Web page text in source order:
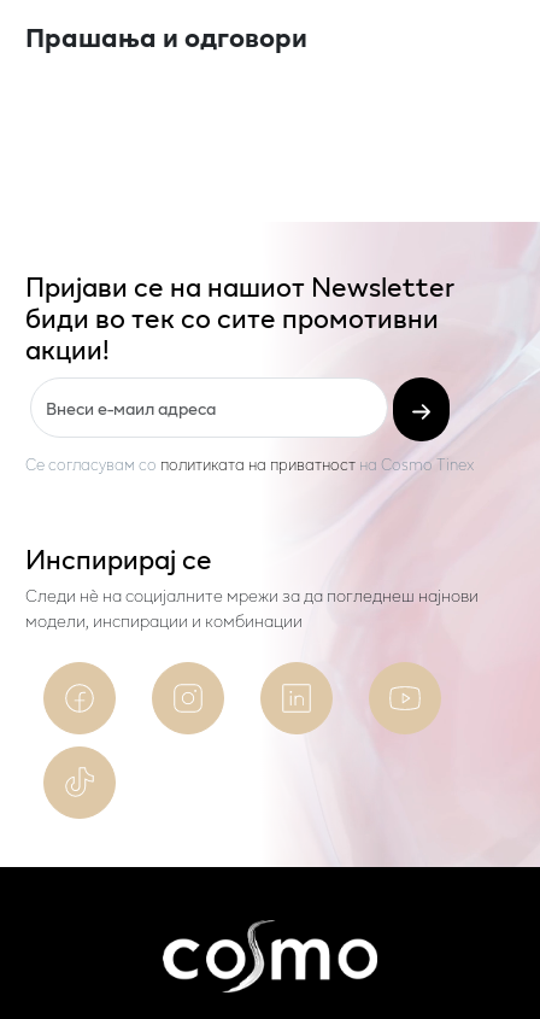
Прашања и одговори
Пријави се на нашиот Newsletter
биди во тек со сите промотивни
акции!
Се согласувам со политиката на приватност на Cosmo Tinex
Инспирирај се
Следи нѐ на социјалните мрежи за да погледнеш најнови
модели, инспирации и комбинации